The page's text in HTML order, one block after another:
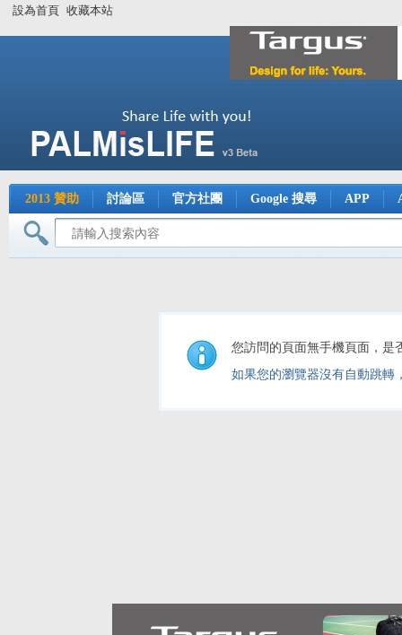
設為首頁 收藏本站
2013 贊助 討論區 官方社團 Google 搜尋 APP
您訪問的頁面無手機頁面，是
如果您的瀏覽器沒有自動跳轉